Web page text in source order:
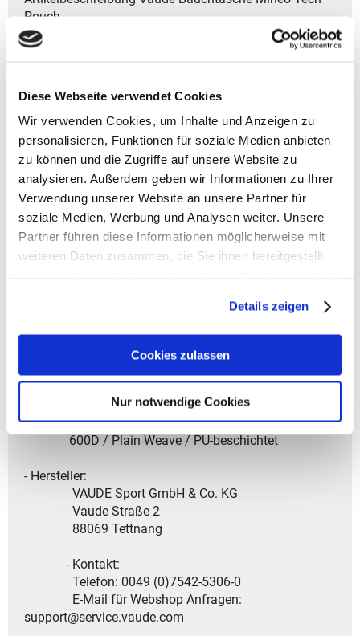
Diese Webseite verwendet Cookies
Wir verwenden Cookies, um Inhalte und Anzeigen zu
personalisieren, Funktionen für soziale Medien anbieten
zu können und die Zugriffe auf unsere Website zu
analysieren. Außerdem geben wir Informationen zu Ihrer
Verwendung unserer Website an unsere Partner für
soziale Medien, Werbung und Analysen weiter. Unsere
Partner führen diese Informationen möglicherweise mit
weiteren Daten zusammen, die Sie ihnen bereitgestellt
Details zeigen
Cookies zulassen
Nur notwendige Cookies
Pouch
- Volumen: ca. 2 l
- Modelljahr: 2024
- Zwei Tragevarianten: Crossbody oder als
Schultertasche.
- Reißverschluss-Hauptfach für sicheren Inhalt.
- Längenverstellbarer Gurt für eine bequeme Passform.
- Netz-Innentasche für kleine Gegenstände.
- Klettverschluss-System für eine schnelle und
praktische Handhabung.
- Das Design ist für Unisex geeignet.
- Material: 1.Hauptstoff - Außenseite:
100% PES (recycelt); Beschichtung: 100% TPE
2.Zweitstoff - Außenseite: 100% PES (recycelt);
Beschichtung: 100% PU
600D / Plain Weave / PU-beschichtet
- Hersteller:
VAUDE Sport GmbH & Co. KG
Vaude Straße 2
88069 Tettnang
- Kontakt:
Telefon: 0049 (0)7542-5306-0
E-Mail für Webshop Anfragen:
support@service.vaude.com